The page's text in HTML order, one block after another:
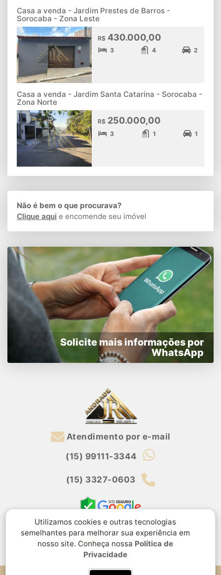
Utilizamos cookies e outras tecnologias
semelhantes para melhorar sua experiência em
nosso site. Conheça nossa Política de
Privacidade
Casa a venda - Jardim Prestes de Barros -
Sorocaba - Zona Leste
R$ 430.000,00
3 4 2
Casa a venda - Jardim Santa Catarina - Sorocaba -
Zona Norte
R$ 250.000,00
3 1 1
Não é bem o que procurava?
Clique aqui e encomende seu imóvel
Solicite mais informações por
WhatsApp
Atendimento por e-mail
(15) 99111-3344
(15) 3327-0603